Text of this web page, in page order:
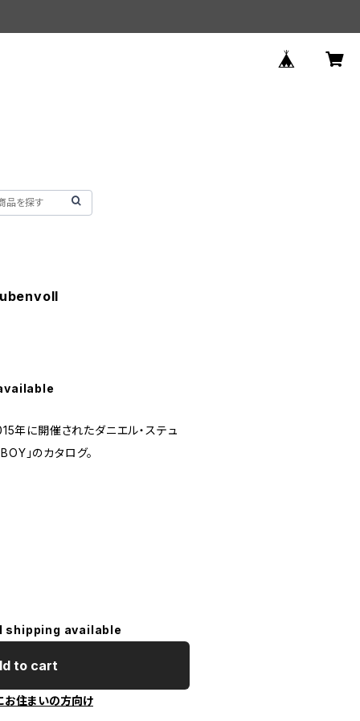
に開催されたダニエル・ステュ
」のカタログ。
shipping available
to cart
お住まいの方向け